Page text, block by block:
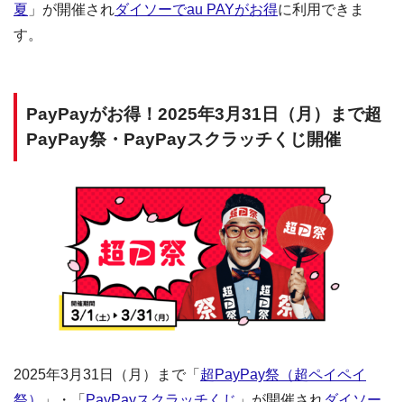
夏 」が開催されダイソーでau PAYがお得に利用できま
す。
PayPayがお得！2025年3月31日（月）まで超
PayPay祭・PayPayスクラッチくじ開催
2025年3月31日（月）まで「 超PayPay祭（超ペイペイ